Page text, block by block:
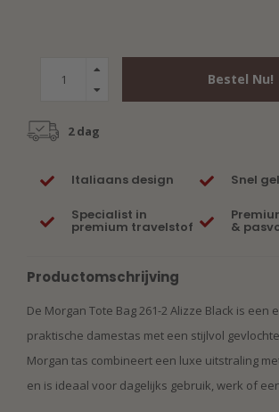
Bestel Nu!
2 dag
Italiaans design Snel
Specialist in
premium travelstof &
Productomschrijving
De Morgan Tote Bag 261-2 Alizze Black is een
praktische damestas met een stijlvol
Morgan tas combineert een luxe uitstraling
en is ideaal voor dagelijks gebruik, werk of